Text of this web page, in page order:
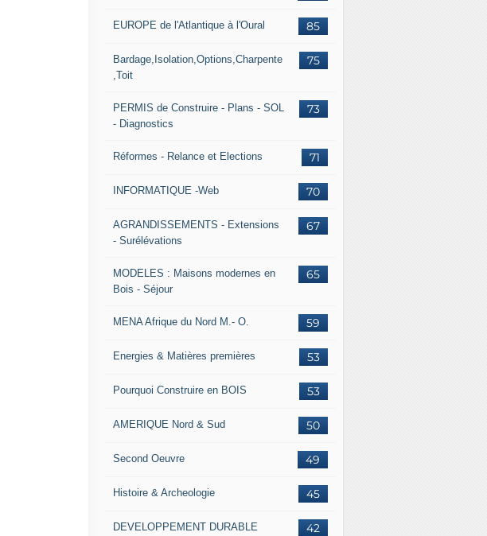
85
EUROPE de l'Atlantique à l'Oural
75
Bardage,Isolation,Options,Charpente
,Toit
73
PERMIS de Construire - Plans - SOL
- Diagnostics
71
Réformes - Relance et Elections
70
INFORMATIQUE -Web
67
AGRANDISSEMENTS - Extensions
- Surélévations
65
MODELES : Maisons modernes en
Bois - Séjour
59
MENA Afrique du Nord M.- O.
53
Energies & Matières premières
53
Pourquoi Construire en BOIS
50
AMERIQUE Nord & Sud
49
Second Oeuvre
45
Histoire & Archeologie
42
DEVELOPPEMENT DURABLE